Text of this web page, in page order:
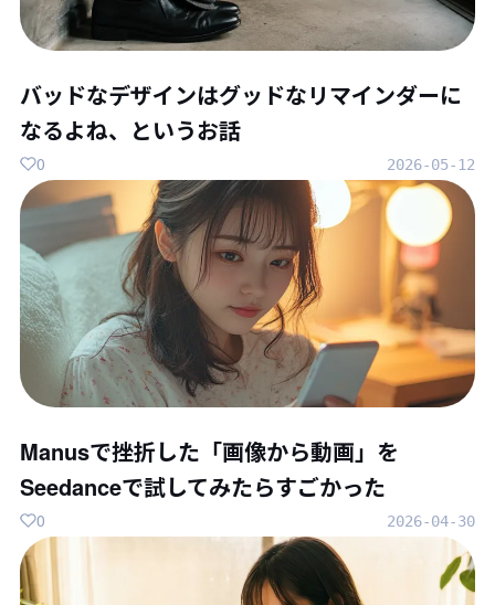
バッドなデザインはグッドなリマインダーに
なるよね、というお話
2026-05-12
0
Manusで挫折した「画像から動画」を
Seedanceで試してみたらすごかった
2026-04-30
0